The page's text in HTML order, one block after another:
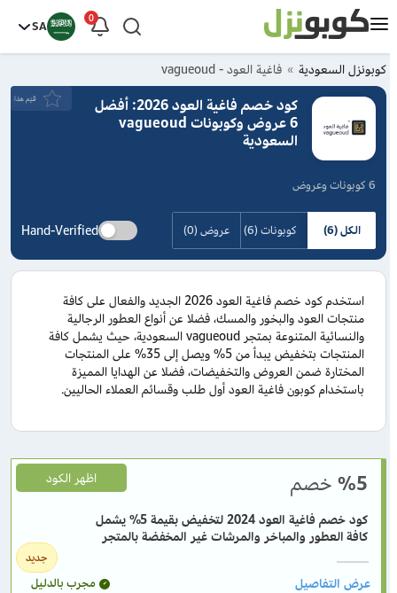
0
SA
كوبونزل السعودية فاغية العود - vagueoud
كود خصم فاغية العود 2026: أفضل
6 عروض وكوبونات vagueoud
السعودية
6 كوبونات وعروض
قيَم هذا
الكل (6) كوبونات (6) عروض (0) Hand-Verified
استخدم كود خصم فاغية العود 2026 الجديد والفعال على كافة
منتجات العود والبخور والمسك، فضلا عن أنواع العطور الرجالية
والنسائية المتنوعة بمتجر vagueoud السعودية، حيث يشمل كافة
المنتجات بتخفيض يبدأ من 5% ويصل إلى 35% على المنتجات
المختارة ضمن العروض والتخفيضات، فضلا عن الهدايا المميزة
باستخدام كوبون فاغية العود أول طلب وقسائم العملاء الحاليين.
%5 خصم
جديد
كود خصم فاغية العود 2024 لتخفيض بقيمة 5% يشمل
كافة العطور والمباخر والمرشات غير المخفضة بالمتجر
اظهر الكود
مجرب بالدليل